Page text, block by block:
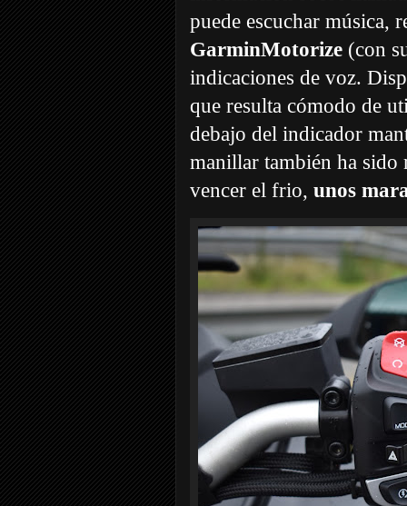
puede escuchar música,
GarminMotorize (con
indicaciones de voz.
que resulta cómodo de
debajo del indicador
manillar también ha
vencer el frio, unos